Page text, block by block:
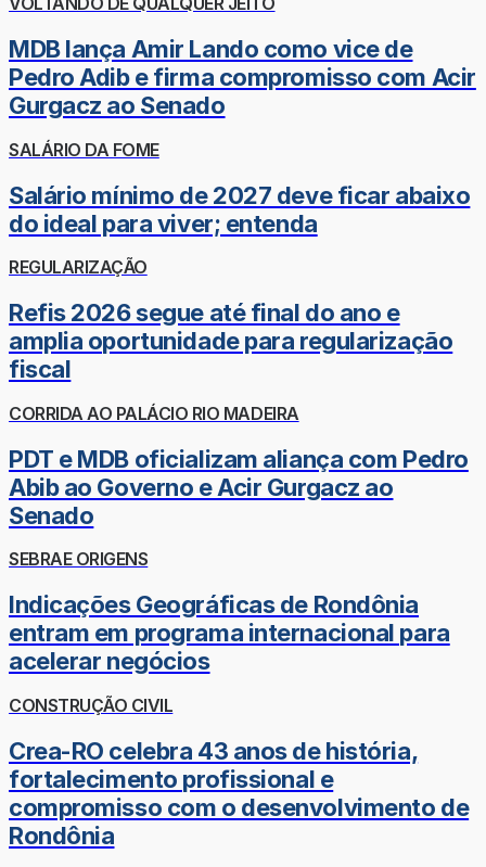
MDB lança Amir Lando como vice de
Pedro Adib e firma compromisso com Acir
Gurgacz ao Senado
SALÁRIO DA FOME
Salário mínimo de 2027 deve ficar abaixo
do ideal para viver; entenda
REGULARIZAÇÃO
Refis 2026 segue até final do ano e
amplia oportunidade para regularização
fiscal
CORRIDA AO PALÁCIO RIO MADEIRA
PDT e MDB oficializam aliança com Pedro
Abib ao Governo e Acir Gurgacz ao
Senado
SEBRAE ORIGENS
Indicações Geográficas de Rondônia
entram em programa internacional para
acelerar negócios
CONSTRUÇÃO CIVIL
Crea-RO celebra 43 anos de história,
fortalecimento profissional e
compromisso com o desenvolvimento de
Rondônia